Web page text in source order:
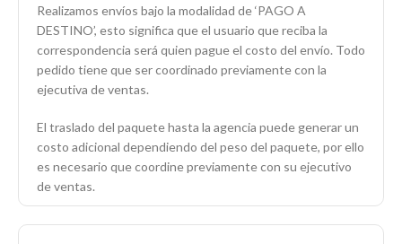
Realizamos envíos bajo la modalidad de ‘PAGO A
DESTINO’, esto significa que el usuario que reciba la
correspondencia será quien pague el costo del envío. Todo
pedido tiene que ser coordinado previamente con la
ejecutiva de ventas.
El traslado del paquete hasta la agencia puede generar un
costo adicional dependiendo del peso del paquete, por ello
es necesario que coordine previamente con su ejecutivo
de ventas.